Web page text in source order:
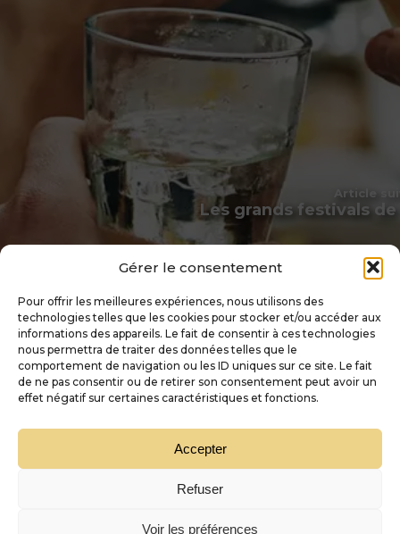
Gérer le consentement
Pour offrir les meilleures expériences, nous utilisons des
technologies telles que les cookies pour stocker et/ou accéder aux
informations des appareils. Le fait de consentir à ces technologies
nous permettra de traiter des données telles que le
comportement de navigation ou les ID uniques sur ce site. Le fait
de ne pas consentir ou de retirer son consentement peut avoir un
effet négatif sur certaines caractéristiques et fonctions.
Accepter
Refuser
Voir les préférences
Article
Les grands festivals